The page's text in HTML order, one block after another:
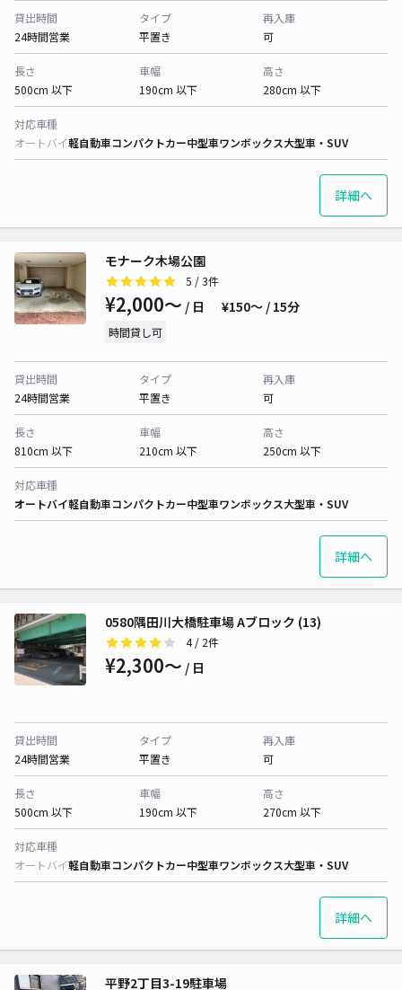
貸出時間
24時間営業
タイプ
平置き
再入庫
可
長さ
500cm 以下
車幅
190cm 以下
高さ
280cm 以下
対応車種
オートバイ軽自動車コンパクトカー中型車ワンボックス大型車・SUV
詳細へ
モナーク木場公園
5 / 3件
¥2,000〜 / 日 ¥150〜 / 15分
時間貸し可
貸出時間
24時間営業
タイプ
平置き
再入庫
可
長さ
810cm 以下
車幅
210cm 以下
高さ
250cm 以下
対応車種
オートバイ軽自動車コンパクトカー中型車ワンボックス大型車・SUV
詳細へ
0580隅田川大橋駐車場 Aブロック (13)
4/ 2件
¥2,300〜 / 日
貸出時間
24時間営業
タイプ
平置き
再入庫
可
長さ
500cm 以下
車幅
190cm 以下
高さ
270cm 以下
対応車種
オートバイ軽自動車コンパクトカー中型車ワンボックス大型車・SUV
詳細へ
平野2丁目3-19駐車場